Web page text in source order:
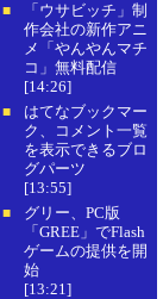
■
「ウサビッチ」制
作会社の新作アニ
メ「やんやんマチ
コ」無料配信
[14:26]
■
はてなブックマー
ク、コメント一覧
を表示できるブロ
グパーツ
[13:55]
■
グリー、PC版
「GREE」でFlash
ゲームの提供を開
始
[13:21]